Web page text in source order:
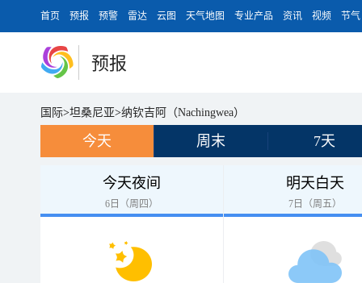
首页 预报 预警 雷达 云图 天气地图 专业产品 资讯 视频 节气
预报
国际>坦桑尼亚>纳钦吉阿（Nachingwea）
今天 周末 7天
今天夜间
6日（周四）
明天白天
7日（周五）